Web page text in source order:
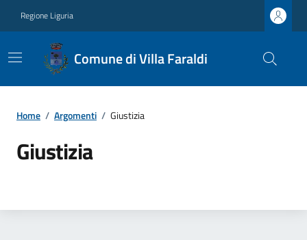
Regione Liguria
Comune di Villa Faraldi
Home / Argomenti / Giustizia
Giustizia